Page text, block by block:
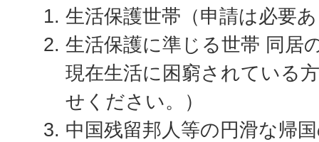
生活保護世帯（申請は必要
生活保護に準じる世帯 同居
現在生活に困窮されている
せください。）
中国残留邦人等の円滑な帰